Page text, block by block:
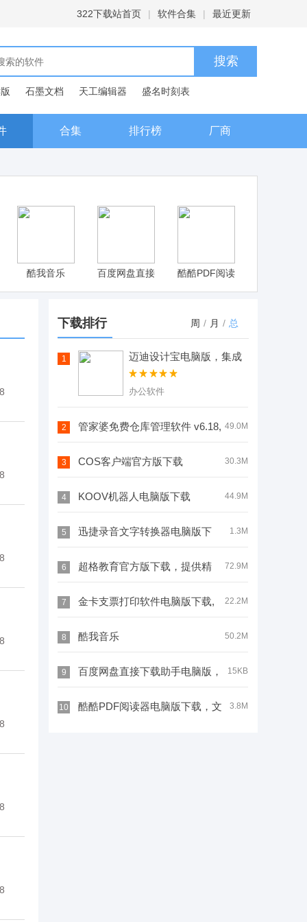
322下载站首页 | 软件合集 | 最近更新
石墨文档 天工编辑器
盛名时刻表
合集 排行榜 厂商
酷我音乐
百度网盘直接
下载助手电脑
IDM、迅雷多
线程下载
酷酷PDF阅读
器电脑版下
流程简单，校
园资源互通高
周 / 月 / 总
下载排行
1
迈迪设计宝电脑版，集成
海量国标件与配件模型，
机械设计超便捷
办公软件
2 49.0M
管家婆免费仓库管理软件 v6.18,
经营数据随时掌握，效率提升看得见
3 30.3M
COS客户端官方版下载
v1.3.8，是腾讯云文档平台推出的，
4 44.9M
KOOV机器人电脑版下载
v1.0.1，提供针对性方案，因材施教
5 1.3M
迅捷录音文字转换器电脑版下
载，背景音乐搭配让语音更具特色
6 72.9M
超格教育官方版下载，提供精
品教学视频和专业教学服务
7 22.2M
金卡支票打印软件电脑版下载,
一键生成专业票据，财务办公效率翻
8 50.2M
酷我音乐
9 15KB
百度网盘直接下载助手电脑版，
支持IDM、迅雷多线程下载
10 3.8M
酷酷PDF阅读器电脑版下载，文